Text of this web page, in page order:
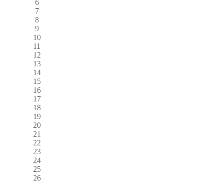
6
7
8
9
10
11
12
13
14
15
16
17
18
19
20
21
22
23
24
25
26